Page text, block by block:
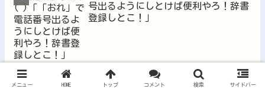
号出るようにしとけば便利やろ！辞書
登録しとこ！」
【悲報】アマゾンの返品サービスを悪
メニュー HOME トップ コメント 検索 サイドバー